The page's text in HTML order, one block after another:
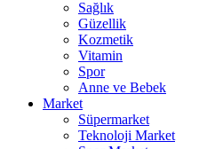
Sağlık
Güzellik
Kozmetik
Vitamin
Spor
Anne ve Bebek
Market
Süpermarket
Teknoloji Market